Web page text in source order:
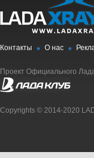
Контакты О нас
Проект Официального
Copyrights © 2014-2020